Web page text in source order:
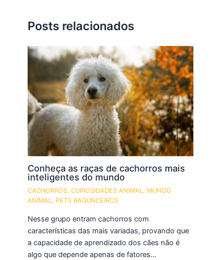
Posts relacionados
Conheça as raças de cachorros mais
inteligentes do mundo
CACHORROS,CURIOSIDADES ANIMAL, MUNDO
ANIMAL, PETS BAGUNCEIROS
Nesse grupo entram cachorros com
características das mais variadas, provando que
a capacidade de aprendizado dos cães não é
algo que depende apenas de fatores…